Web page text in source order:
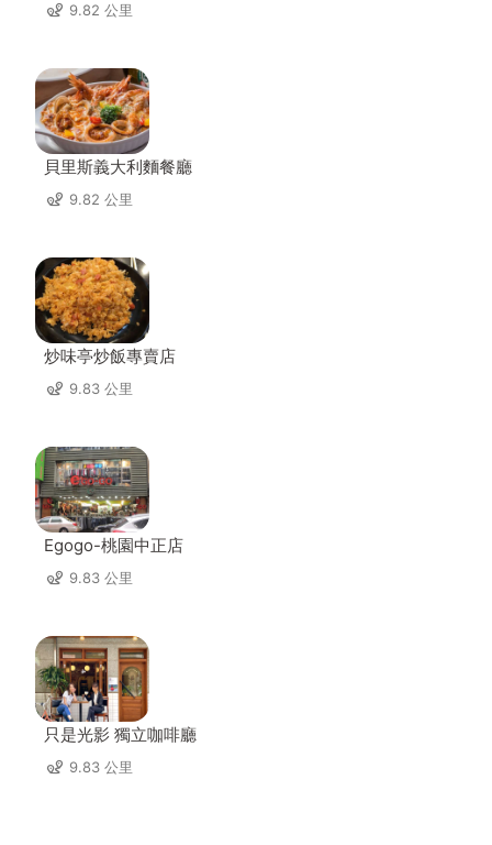
9.82 公里
貝里斯義大利麵餐廳
9.82 公里
炒味亭炒飯專賣店
9.83 公里
Egogo-桃園中正店
9.83 公里
只是光影 獨立咖啡廳
9.83 公里